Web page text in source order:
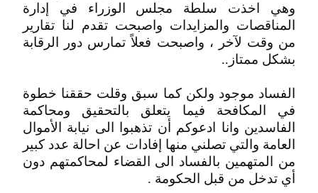
وهي اخذت سلطة مجلس الوزراء في إدارة
المناقصات والمزايدات واصبحت تقدم لنا تقارير
من وقت لآخر ، واصبحت فعلاً تمارس دور الرقابة
بشكل ممتاز..
الفساد موجود ولكن كما سبق وقلت حققنا خطوة
في المكافحة فيما يتعلق بالتحقيق ومحاكمة
الفاسدين وانا ادعوكم أن تذهبوا الى نيابة الأموال
العامة والتي تصلني منها إفادات عن احالة عدد كبير
من المتهمين بالفساد الى القضاء لمحاكمتهم دون
أي تدخل من قبل الحكومة .